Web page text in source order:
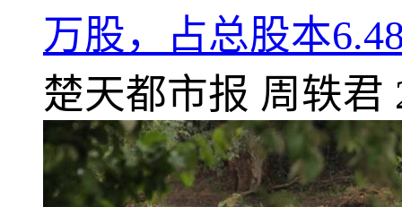
万股，占总股本
楚天都市报 周轶君